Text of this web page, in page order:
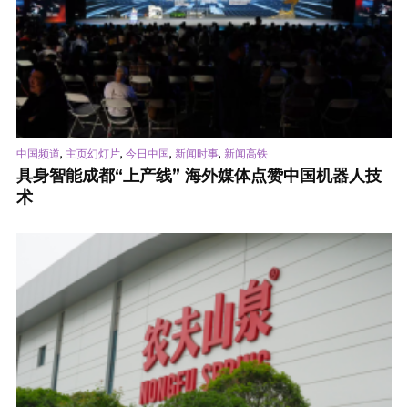
中国频道, 主页幻灯片, 今日中国, 新闻时事, 新闻高铁
具身智能成都“上产线” 海外媒体点赞中国机器人技
术